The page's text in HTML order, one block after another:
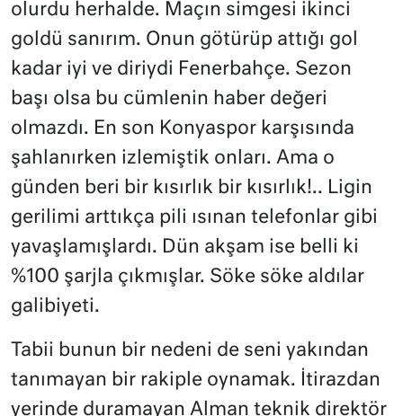
olurdu herhalde. Maçın simgesi ikinci
goldü sanırım. Onun götürüp attığı gol
kadar iyi ve diriydi Fenerbahçe. Sezon
başı olsa bu cümlenin haber değeri
olmazdı. En son Konyaspor karşısında
şahlanırken izlemiştik onları. Ama o
günden beri bir kısırlık bir kısırlık!.. Ligin
gerilimi arttıkça pili ısınan telefonlar gibi
yavaşlamışlardı. Dün akşam ise belli ki
%100 şarjla çıkmışlar. Söke söke aldılar
galibiyeti.
Tabii bunun bir nedeni de seni yakından
tanımayan bir rakiple oynamak. İtirazdan
yerinde duramayan Alman teknik direktör